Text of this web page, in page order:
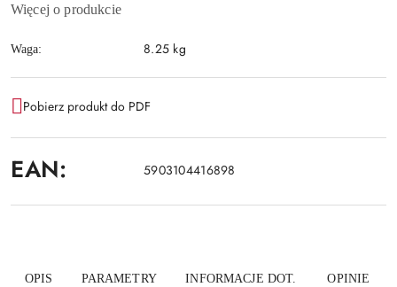
Więcej o produkcie
Waga: 8.25 kg
Pobierz produkt do PDF
EAN: 5903104416898
OPIS PARAMETRY
INFORMACJE DOT.
OPINIE